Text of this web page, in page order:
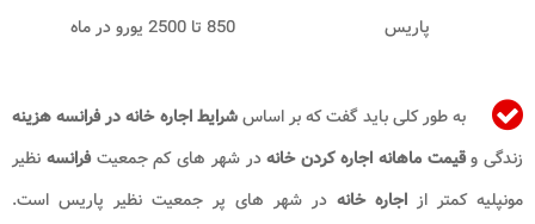
پاریس 850 تا 2500 یورو در ماه
به طور کلی باید گفت که بر اساسشرایط اجاره خانه در فرانسههزینه
زندگی وقیمت ماهانه اجاره کردن خانهدر شهر های کم جمعیتفرانسه نظیر
مونپلیه کمتر از اجاره خانه در شهر های پر جمعیت نظیر پاریس است.